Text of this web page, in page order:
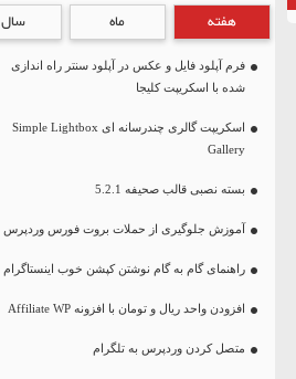
هفته ماه سال
فرم آپلود فایل و عکس در آپلود سنتر راه اندازی
شده با اسکریپت کلیجا
اسکریپت گالری چندرسانه ای Simple Lightbox
Gallery
بسته نصبی قالب صحیفه 5.2.1
آموزش جلوگیری از حملات بروت فورس وردپرس
راهنمای گام به گام نوشتن کپشن خوب اینستاگرام
افزودن واحد ریال و تومان با افزونه Affiliate WP
متصل کردن وردپرس به تلگرام